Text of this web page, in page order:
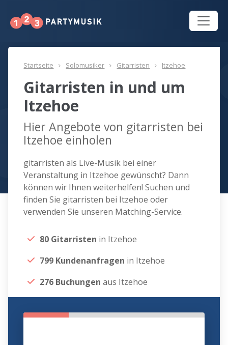
Startseite Solomusiker Gitarristen Itzehoe
Gitarristen in und um
Itzehoe
Hier Angebote von gitarristen bei
Itzehoe einholen
gitarristen als Live-Musik bei einer
Veranstaltung in Itzehoe gewünscht? Dann
können wir Ihnen weiterhelfen! Suchen und
finden Sie gitarristen bei Itzehoe oder
verwenden Sie unseren Matching-Service.
80 Gitarristen in Itzehoe
799 Kundenanfragen in Itzehoe
276 Buchungen aus Itzehoe